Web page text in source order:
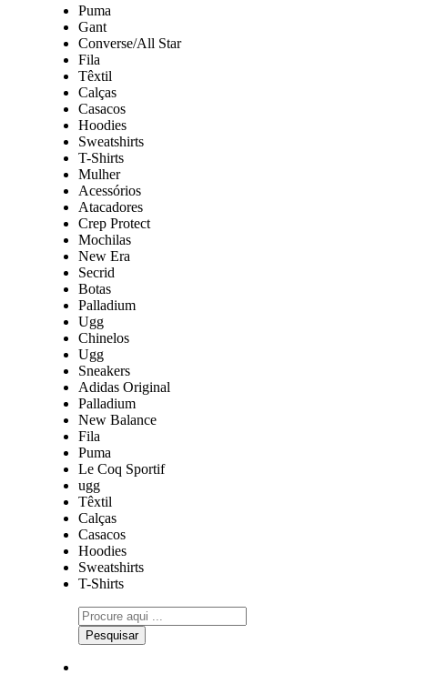
Puma
Gant
Converse/All Star
Fila
Têxtil
Calças
Casacos
Hoodies
Sweatshirts
T-Shirts
Mulher
Acessórios
Atacadores
Crep Protect
Mochilas
New Era
Secrid
Botas
Palladium
Ugg
Chinelos
Ugg
Sneakers
Adidas Original
Palladium
New Balance
Fila
Puma
Le Coq Sportif
ugg
Têxtil
Calças
Casacos
Hoodies
Sweatshirts
T-Shirts
Pesquisar